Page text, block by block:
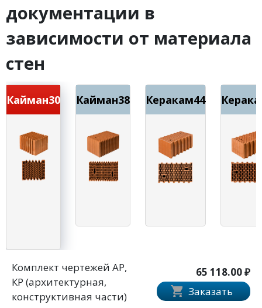
документации в
зависимости от материала
стен
Кайман30 Кайман38 Керакам44
Комплект чертежей АР,
КР (архитектурная,
конструктивная части)
65 118.00 ₽
Заказать